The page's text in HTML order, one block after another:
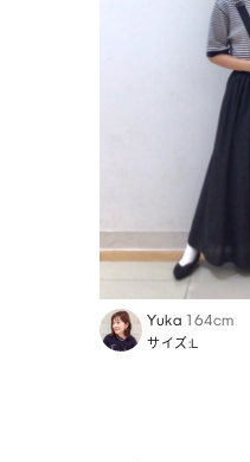
Yuka 164cm
サイズ:L